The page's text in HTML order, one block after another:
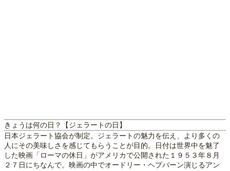
きょうは何の日？【ジェラートの日】
日本ジェラート協会が制定。ジェラートの魅力を伝え、より多くの
人にその美味しさを感じてもらうことが目的。日付は世界中を魅了
した映画「ローマの休日」がアメリカで公開された１９５３年８月
２７日にちなんで。映画の中でオードリー・ヘプバーン演じるアン